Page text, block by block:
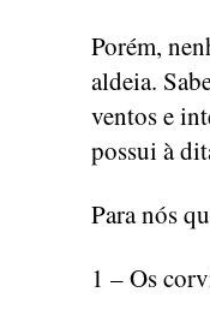
Porém,
aldeia.
ventos e
possui à
Para nós
1 – Os